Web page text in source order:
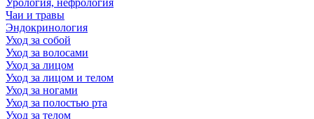
Урология, нефрология
Чаи и травы
Эндокринология
Уход за собой
Уход за волосами
Уход за лицом
Уход за лицом и телом
Уход за ногами
Уход за полостью рта
Уход за телом